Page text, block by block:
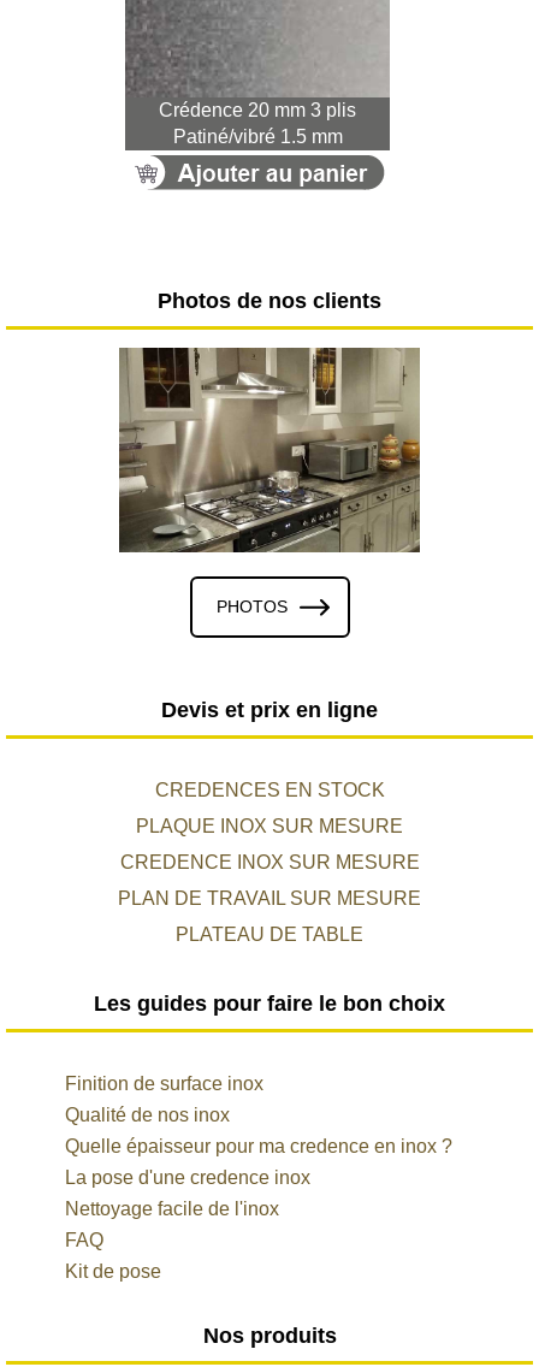
Crédence 20 mm 3 plis
Patiné/vibré 1.5 mm
Photos de nos clients
PHOTOS
Devis et prix en ligne
CREDENCES EN STOCK
PLAQUE INOX SUR MESURE
CREDENCE INOX SUR MESURE
PLAN DE TRAVAIL SUR MESURE
PLATEAU DE TABLE
Les guides pour faire le bon choix
Finition de surface inox
Qualité de nos inox
Quelle épaisseur pour ma credence en inox ?
La pose d'une credence inox
Nettoyage facile de l'inox
FAQ
Kit de pose
Nos produits